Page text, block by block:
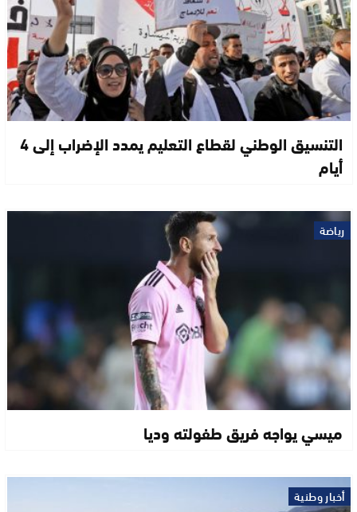
التنسيق الوطني لقطاع التعليم يمدد الإضراب إلى 4
أيام
رياضة
ميسي يواجه فريق طفولته وديا
أخبار وطنية